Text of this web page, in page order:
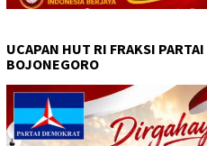
UCAPAN HUT RI FRAKSI
BOJONEGORO